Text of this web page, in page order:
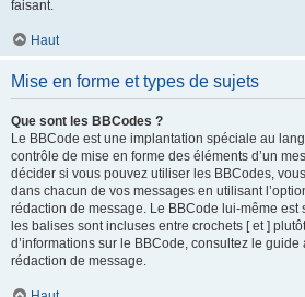
faisant.
Haut
Mise en forme et types de sujets
Que sont les BBCodes ?
Le BBCode est une implantation spéciale au
contrôle de mise en forme des éléments d’un
décider si vous pouvez utiliser les BBCodes,
dans chacun de vos messages en utilisant
rédaction de message. Le BBCode lui-même est
les balises sont incluses entre crochets [ et ]
d’informations sur le BBCode, consultez le
rédaction de message.